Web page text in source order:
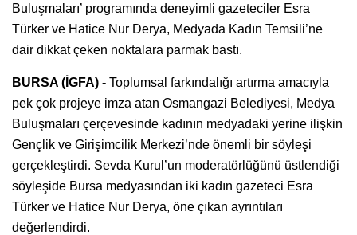
Buluşmaları’ programında deneyimli gazeteciler Esra
Türker ve Hatice Nur Derya, Medyada Kadın Temsili’ne
dair dikkat çeken noktalara parmak bastı.
BURSA (İGFA) - Toplumsal farkındalığı artırma amacıyla
pek çok projeye imza atan Osmangazi Belediyesi, Medya
Buluşmaları çerçevesinde kadının medyadaki yerine ilişkin
Gençlik ve Girişimcilik Merkezi’nde önemli bir söyleşi
gerçekleştirdi. Sevda Kurul’un moderatörlüğünü üstlendiği
söyleşide Bursa medyasından iki kadın gazeteci Esra
Türker ve Hatice Nur Derya, öne çıkan ayrıntıları
değerlendirdi.